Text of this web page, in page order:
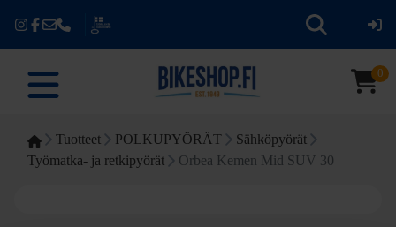
0
Tuotteet POLKUPYÖRÄT
Sähköpyörät
Työmatka- ja retkipyörät
Orbea Kemen Mid SUV 30